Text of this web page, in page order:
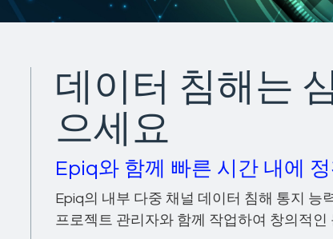
데이터 침해는
으세요
Epiq와 함께 빠른 시간 내에
Epiq의 내부 다중 채널 데이터 침해 통지 능
프로젝트 관리자와 함께 작업하여 창의적